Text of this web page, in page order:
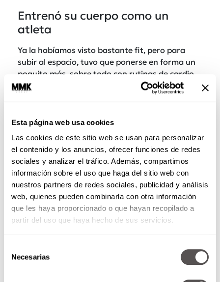
Esta página web usa cookies
Las cookies de este sitio web se usan para personalizar
el contenido y los anuncios, ofrecer funciones de redes
sociales y analizar el tráfico. Además, compartimos
información sobre el uso que haga del sitio web con
nuestros partners de redes sociales, publicidad y análisis
web, quienes pueden combinarla con otra información
que les haya proporcionado o que hayan recopilado a
partir del uso que haya hecho de sus servicios.
Necesarias
Entrenó su cuerpo como un
atleta
Ya la habíamos visto bastante fit, pero para
subir al espacio, tuvo que ponerse en forma un
poquito más, sobre todo con rutinas de cardio,
fuerza y resistencia, que le iban a ayudar a
combatir los efectos de la ingravidez, que
Hizo algunas actividades de
rutina
Claro que, aunque nosotros nada más la vimos
subir y bajarsss, tuvo que pasar por simuladores
de emergencia, cápsulas de escape, así como
sumergirse en una alberca en la que practican la
gravedad cero, que no es para nada un juego.